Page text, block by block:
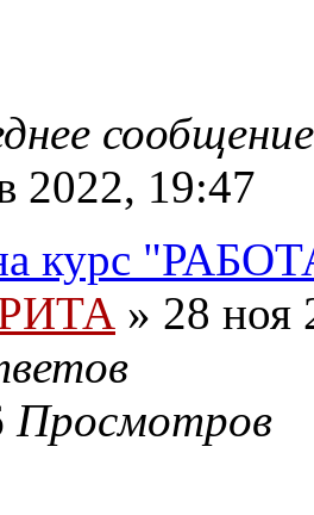
сообщение
2022, 19:47
курс
» 28 ноя
Просмотров